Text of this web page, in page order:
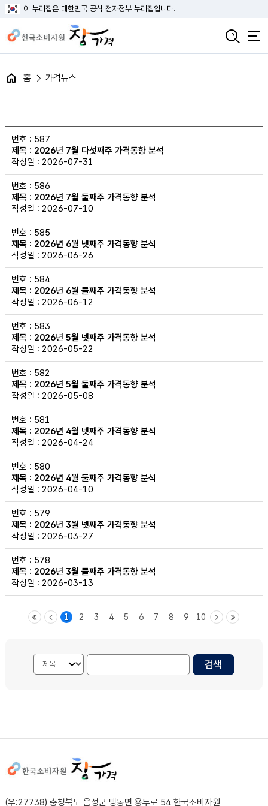
이 누리집은 대한민국 공식 전자정부 누리집입니다.
홈 가격뉴스
587
2026년 7월 다섯째주 가격동향 분석
2026-07-31
586
2026년 7월 둘째주 가격동향 분석
2026-07-10
585
2026년 6월 넷째주 가격동향 분석
2026-06-26
584
2026년 6월 둘째주 가격동향 분석
2026-06-12
583
2026년 5월 넷째주 가격동향 분석
2026-05-22
582
2026년 5월 둘째주 가격동향 분석
2026-05-08
581
2026년 4월 넷째주 가격동향 분석
2026-04-24
580
2026년 4월 둘째주 가격동향 분석
2026-04-10
579
2026년 3월 넷째주 가격동향 분석
2026-03-27
578
2026년 3월 둘째주 가격동향 분석
2026-03-13
1 2 3 4 5 6 7 8 9 10
(우:27738) 충청북도 음성군 맹동면 용두로 54 한국소비자원